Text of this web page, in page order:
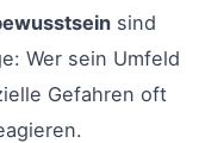
sind
Wer sein Umfeld
Gefahren oft